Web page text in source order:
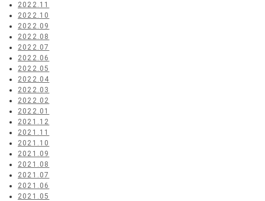
2022.11
2022.10
2022.09
2022.08
2022.07
2022.06
2022.05
2022.04
2022.03
2022.02
2022.01
2021.12
2021.11
2021.10
2021.09
2021.08
2021.07
2021.06
2021.05